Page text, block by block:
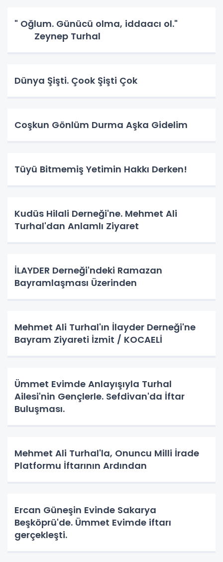
" Oğlum. Günücü olma, iddaacı ol."
Zeynep Turhal
Dünya Şişti. Çook Şişti Çok
Coşkun Gönlüm Durma Aşka Gidelim
Tüyü Bitmemiş Yetimin Hakkı Derken!
Kudüs Hilali Derneği'ne. Mehmet Ali
Turhal'dan Anlamlı Ziyaret
İLAYDER Derneği'ndeki Ramazan
Bayramlaşması Üzerinden
Mehmet Ali Turhal'ın İlayder Derneği'ne
Bayram Ziyareti İzmit / KOCAELİ
Ümmet Evimde Anlayışıyla Turhal
Ailesi'nin Gençlerle. Sefdivan'da İftar
Buluşması.
Mehmet Ali Turhal'la, Onuncu Milli İrade
Platformu İftarının Ardından
Ercan Güneşin Evinde Sakarya
Beşköprü'de. Ümmet Evimde iftarı
gerçekleşti.